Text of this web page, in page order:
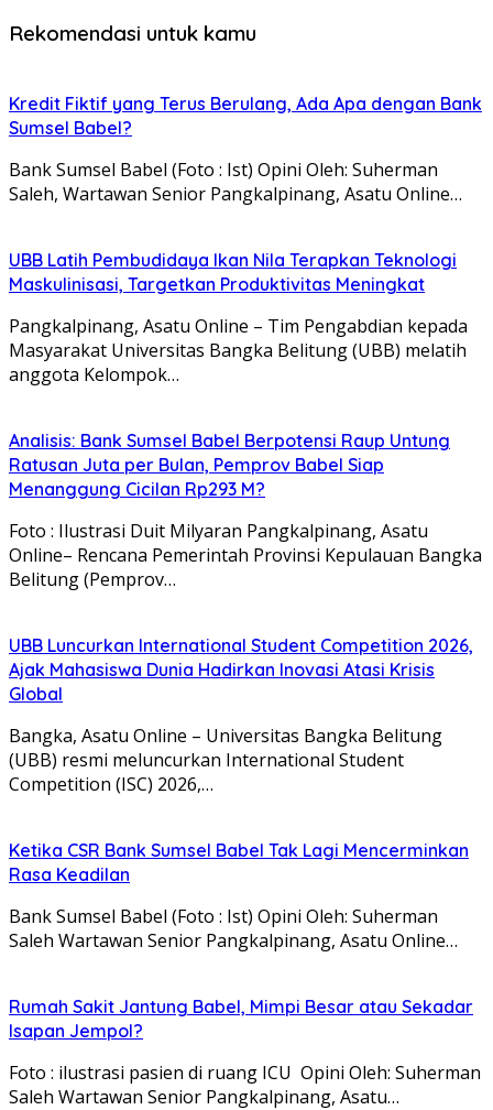
Rekomendasi untuk kamu
Kredit Fiktif yang Terus Berulang, Ada Apa dengan Bank
Sumsel Babel?
Bank Sumsel Babel (Foto : Ist) Opini Oleh: Suherman
Saleh, Wartawan Senior Pangkalpinang, Asatu Online…
UBB Latih Pembudidaya Ikan Nila Terapkan Teknologi
Maskulinisasi, Targetkan Produktivitas Meningkat
Pangkalpinang, Asatu Online – Tim Pengabdian kepada
Masyarakat Universitas Bangka Belitung (UBB) melatih
anggota Kelompok…
Analisis: Bank Sumsel Babel Berpotensi Raup Untung
Ratusan Juta per Bulan, Pemprov Babel Siap
Menanggung Cicilan Rp293 M?
Foto : Ilustrasi Duit Milyaran Pangkalpinang, Asatu
Online– Rencana Pemerintah Provinsi Kepulauan Bangka
Belitung (Pemprov…
UBB Luncurkan International Student Competition 2026,
Ajak Mahasiswa Dunia Hadirkan Inovasi Atasi Krisis
Global
Bangka, Asatu Online – Universitas Bangka Belitung
(UBB) resmi meluncurkan International Student
Competition (ISC) 2026,…
Ketika CSR Bank Sumsel Babel Tak Lagi Mencerminkan
Rasa Keadilan
Bank Sumsel Babel (Foto : Ist) Opini Oleh: Suherman
Saleh Wartawan Senior Pangkalpinang, Asatu Online…
Rumah Sakit Jantung Babel, Mimpi Besar atau Sekadar
Isapan Jempol?
Foto : ilustrasi pasien di ruang ICU Opini Oleh: Suherman
Saleh Wartawan Senior Pangkalpinang, Asatu…